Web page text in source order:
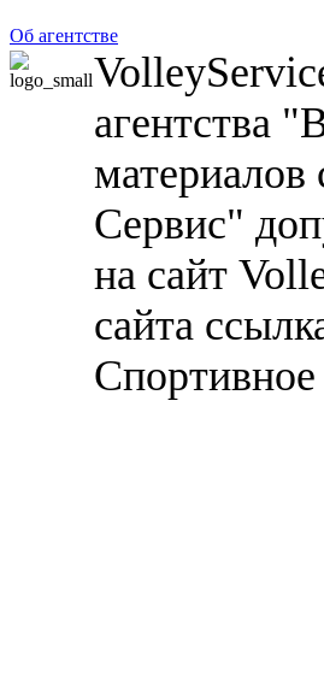
Об агентстве
агентства
материалов
Сервис"
на сайт
сайта